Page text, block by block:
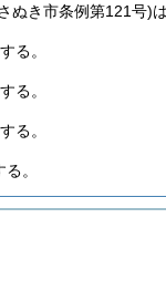
ぬき市条例第121号)
る。
る。
る。
。